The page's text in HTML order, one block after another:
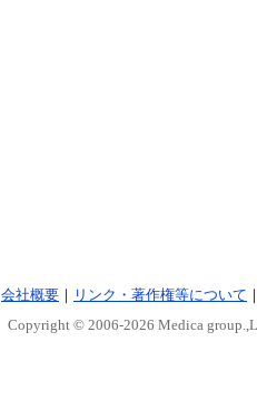
会社概要 ｜ リンク・著作権等について
Copyright © 2006-2026 Medica